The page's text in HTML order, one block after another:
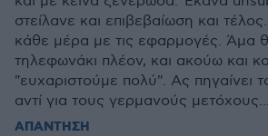
στείλανε και επιβεβαίωση και
κάθε μέρα με τις εφαρμογές. Άμα
τηλεφωνάκι πλέον, και ακούω και
"ευχαριστούμε πολύ". Ας πηγαίνει
αντί για τους γερμανούς μετόχους...
ΑΠΑΝΤΗΣΗ